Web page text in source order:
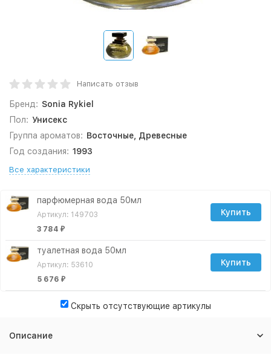
Написать отзыв
Бренд: Sonia Rykiel
Пол: Унисекс
Группа ароматов: Восточные, Древесные
Год создания: 1993
Все характеристики
парфюмерная вода 50мл
Артикул: 149703
3 784 ₽
Купить
туалетная вода 50мл
Артикул: 53610
5 676 ₽
Купить
Скрыть отсутствующие артикулы
Описание